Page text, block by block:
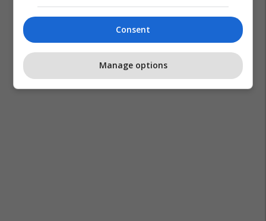
Consent
Manage options